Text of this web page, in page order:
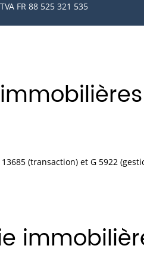
TVA FR 88 525 321 535
(transaction) et G 5922